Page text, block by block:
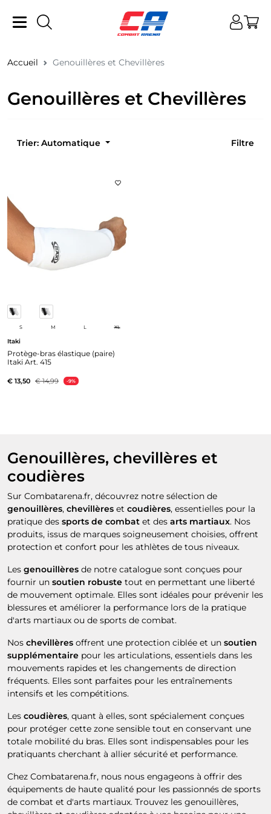
Accueil Genouillères et Chevillères
Genouillères et Chevillères
Trier: Automatique Filtre
S M L XL
Itaki
Protège-bras élastique (paire)
Itaki Art. 415
€ 13,50 € 14,99 -9%
Genouillères, chevillères et
coudières
Sur Combatarena.fr, découvrez notre sélection de
genouillères, chevillères et coudières, essentielles pour la
pratique des sports de combat et des arts martiaux. Nos
produits, issus de marques soigneusement choisies, offrent
protection et confort pour les athlètes de tous niveaux.
Les genouillères de notre catalogue sont conçues pour
fournir un soutien robuste tout en permettant une liberté
de mouvement optimale. Elles sont idéales pour prévenir les
blessures et améliorer la performance lors de la pratique
d'arts martiaux ou de sports de combat.
Nos chevillères offrent une protection ciblée et un soutien
supplémentaire pour les articulations, essentiels dans les
mouvements rapides et les changements de direction
fréquents. Elles sont parfaites pour les entraînements
intensifs et les compétitions.
Les coudières, quant à elles, sont spécialement conçues
pour protéger cette zone sensible tout en conservant une
totale mobilité du bras. Elles sont indispensables pour les
pratiquants cherchant à allier sécurité et performance.
Chez Combatarena.fr, nous nous engageons à offrir des
équipements de haute qualité pour les passionnés de sports
de combat et d'arts martiaux. Trouvez les genouillères,